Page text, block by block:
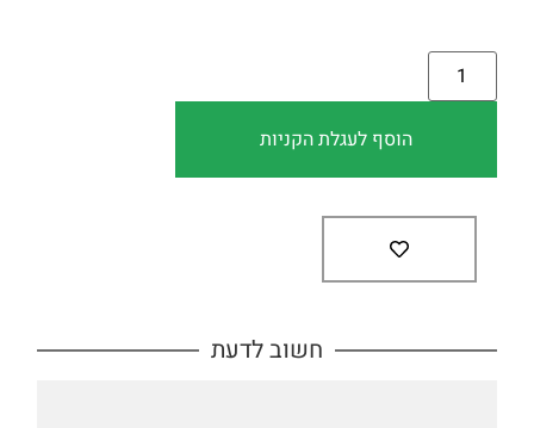
הוסף לעגלת הקניות
חשוב לדעת